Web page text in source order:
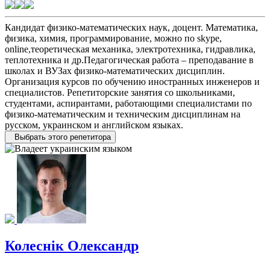
Кандидат физико-математических наук, доцент. Математика,
физика, химия, программирование, можно по skype,
online,теоретическая механика, электротехника, гидравлика,
теплотехника и др.Педагогическая работа – преподавание в
школах и ВУЗах физико-математических дисциплин.
Организация курсов по обучению иностранных инженеров и
специалистов. Репетиторские занятия со школьниками,
студентами, аспирантами, работающими специалистами по
физико-математическим и техническим дисциплинам на
русском, украинском и английском языках.
Выбрать этого репетитора
Колеснік Олександр